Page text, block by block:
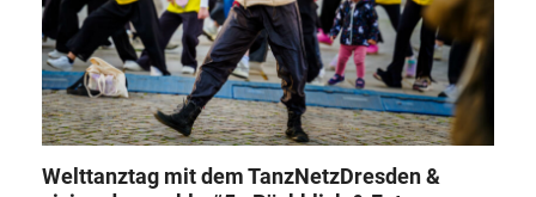
Welttanztag mit dem TanzNetzDresden &